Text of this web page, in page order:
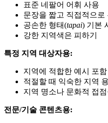
표준 네팔어 어휘 사용
문장을 짧고 직접적으로
공손한 형태(tapai) 기본
강한 지역색은 피하기
특정 지역 대상자용:
지역에 적합한 예시 포함
적절할 때 익숙한 지역
지역 명소나 문화적 접
전문/기술 콘텐츠용: